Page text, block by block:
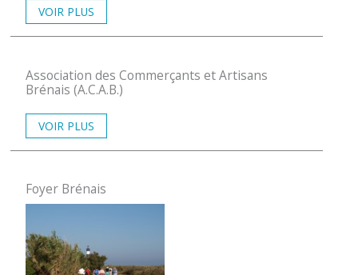
VOIR PLUS
Association des Commerçants et Artisans
Brénais (A.C.A.B.)
VOIR PLUS
Foyer Brénais